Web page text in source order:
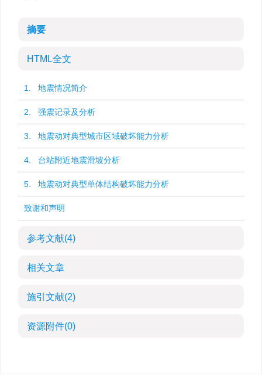
摘要
HTML全文
1. 地震情况简介
2. 强震记录及分析
3. 地震动对典型城市区域破坏能力分析
4. 台站附近地震滑坡分析
5. 地震动对典型单体结构破坏能力分析
致谢和声明
参考文献(4)
相关文章
施引文献(2)
资源附件(0)